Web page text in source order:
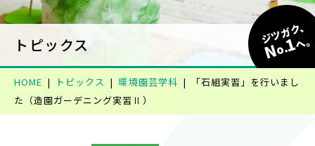
学部学科・大学院
就職・資格
トピックス ジツガク、
No.1へ
HOME トピックス 環境園芸学科
「石組実習」を行いまし
た（造園ガーデニング実習Ⅱ）